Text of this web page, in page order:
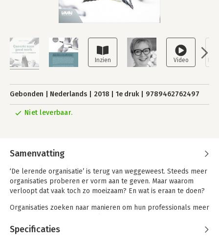
Gebonden Nederlands 2018 1e druk 9789462762497
Niet leverbaar.
Samenvatting
‘De lerende organisatie’ is terug van weggeweest. Steeds meer
organisaties proberen er vorm aan te geven. Maar waarom
verloopt dat vaak toch zo moeizaam? En wat is eraan te doen?
Organisaties zoeken naar manieren om hun professionals meer
worden steeds meer integraal opgepakt en het samenspel
neemt toe. Menige organisatie kampt daarbij met een
Specificaties